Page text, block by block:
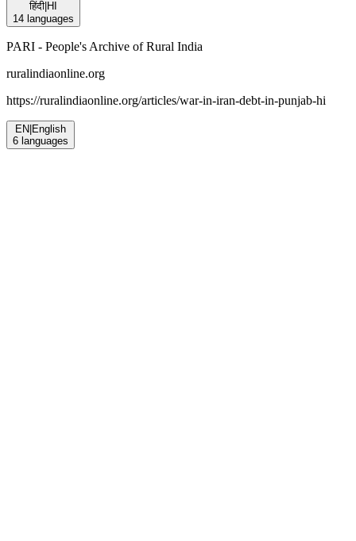
हिंदी|HI
14 languages
PARI - People's Archive of Rural India
ruralindiaonline.org
https://ruralindiaonline.org/articles/war-in-iran-debt-in-punjab-hi
EN|English
6 languages